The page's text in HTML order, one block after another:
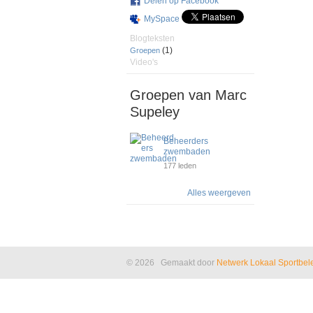
MySpace
Blogteksten
Groepen (1)
Video's
Groepen van Marc
Supeley
Beheerders
zwembaden
177 leden
Alles weergeven
© 2026 Gemaakt door Netwerk Lokaal